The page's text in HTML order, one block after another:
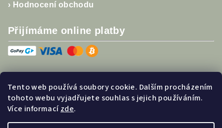
Tento web používá soubory cookie. Dalším procházením
tohoto webu vyjadřujete souhlas s jejich používáním.
Více informacízde.
› Hodnocení obchodu
Přijímáme online platby
Sledujte nás